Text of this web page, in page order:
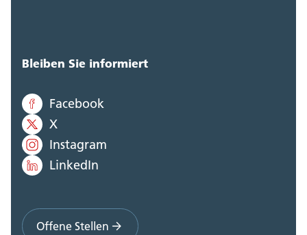
Bleiben Sie informiert
Facebook
X
Instagram
LinkedIn
Offene Stellen